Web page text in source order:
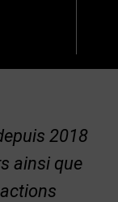
2018
ainsi que